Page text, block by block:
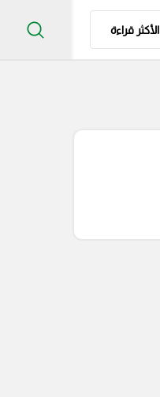
الأكثر قراءة